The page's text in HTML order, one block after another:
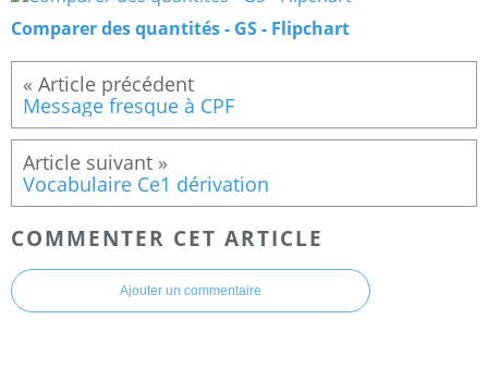
Comparer des quantités - GS - Flipchart
Message fresque à CPF
Vocabulaire Ce1 dérivation
COMMENTER CET ARTICLE
Ajouter un commentaire